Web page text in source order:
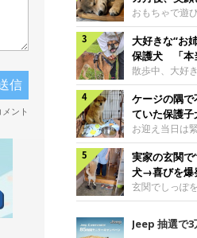
んですが、い
したのでしょ
成長を飼い主
ゃんの成長に
日後の神楽ち
ちゃんの様子
い主さん： 「
るようなコでし
に成長！
おもちゃで遊
犬。あれから
まな変化が見
び疲れて眠る
疲れた様子の
するのは、X
@Pkndg_さん
時、生後4カ
は、なっちゃ
された一枚で
族と一緒にお
くさん遊んで
めたそうです
@Pkndg_
大好きな“お
保護犬 「本
じる表情にほ
散歩中、大好
そうな表情を
な姿に、見て
す。大好きな“
くん妹さんに
表情を見せる
影）。
Twitter）ユー
犬・小次郎く
は、飼い主さ
日、飼い主さ
ケージの隅
ていた保護
を克服し頼
お迎え当日は
野犬の保護子
だったことを
り添う姿を見
ージの隅で不
アちゃん。
のは、X（旧
実家の玄関で
犬→喜びを爆
光景にほっこ
玄関でしっぽ
ない様子の柴
との再会が待
ワする福丸く
Jeep 抽選で